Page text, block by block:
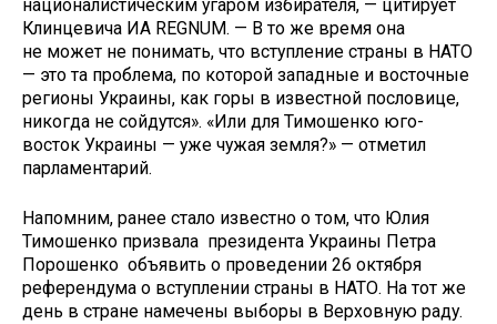
националистическим угаром избирателя, — цитирует
Клинцевича ИА REGNUM. — В то же время она
не может не понимать, что вступление страны в НАТО
— это та проблема, по которой западные и восточные
регионы Украины, как горы в известной пословице,
никогда не сойдутся». «Или для Тимошенко юго-
восток Украины — уже чужая земля?» — отметил
парламентарий.
Напомним, ранее стало известно о том, что Юлия
Тимошенко призвала президента Украины Петра
Порошенко объявить о проведении 26 октября
референдума о вступлении страны в НАТО. На тот же
день в стране намечены выборы в Верховную раду.